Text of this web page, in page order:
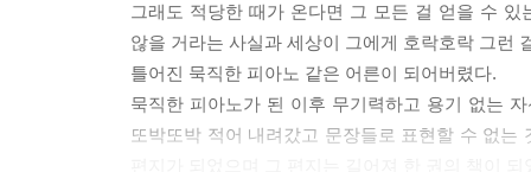
그래도 적당한 때가 온다면 그 모든 걸 얻을 수
않을 거라는 사실과 세상이 그에게 호락호락 그런
틀어진 묵직한 피아노 같은 어른이 되어버렸다.
묵직한 피아노가 된 이후 무기력하고 용기 없는
또박또박 적어 내려갔고 문장들로 표현할 수 없